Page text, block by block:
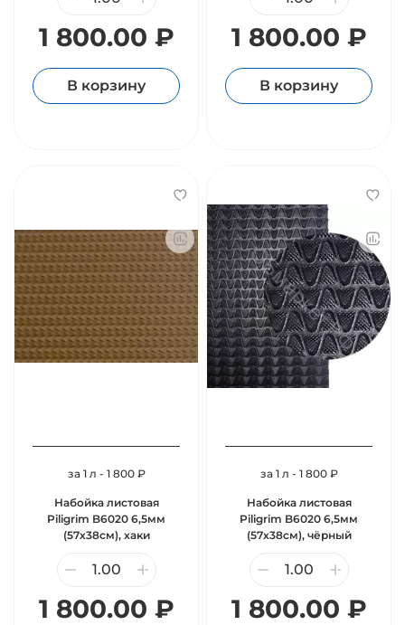
1 800.00 ₽
В корзину
1 800.00 ₽
В корзину
за 1 л - 1 800 ₽
Набойка листовая
Piligrim B6020 6,5мм
(57х38см), хаки
1 800.00 ₽
за 1 л - 1 800 ₽
Набойка листовая
Piligrim B6020 6,5мм
(57х38см), чёрный
1 800.00 ₽